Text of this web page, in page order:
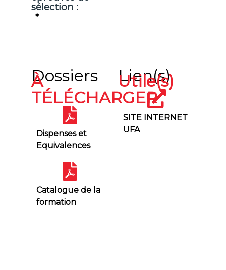
sélection :
*
Dossiers
À
TÉLÉCHARGER
Dispenses et
Equivalences
Catalogue de la
formation
Lien(s)
Utile(s)
SITE INTERNET
UFA